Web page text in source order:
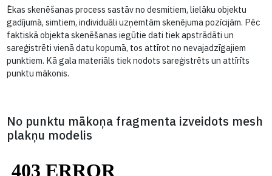
Apraksts
Ēkas skenēšanas process sastāv no desmitiem, lielāku
faktiskā objekta skenēšanas iegūtie dati tiek apstrādāti un